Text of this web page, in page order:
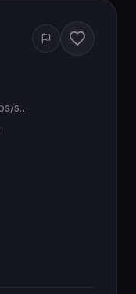
www.google.com/maps/search/?api=1&query=Wooga%20Premium%20Korean%20BBQ%20San%20Jose%20CA